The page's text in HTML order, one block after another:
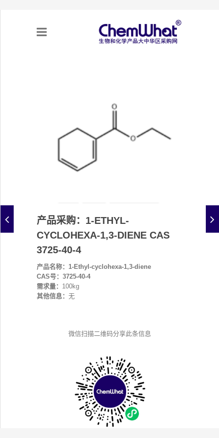
产品需求
专题采购
产品采购：1-ETHYL-
CYCLOHEXA-1,3-DIENE CAS
3725-40-4
产品名称：1-Ethyl-cyclohexa-1,3-diene
CAS号：3725-40-4
需求量： 100kg
其他信息： 无
微信扫描二维码分享此条信息